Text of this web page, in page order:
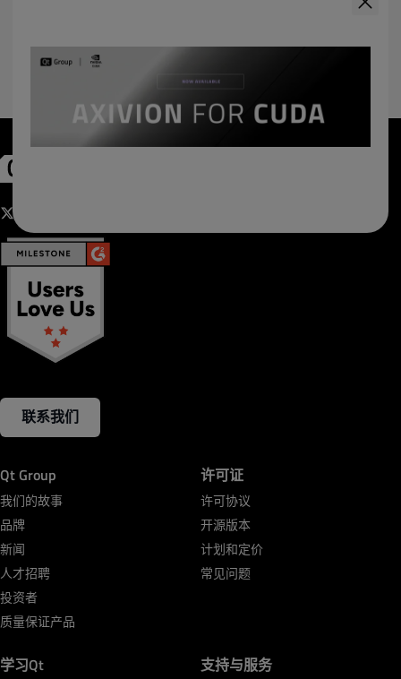
我们荣幸地宣布，Qt Group推出了Axivion for CUDA，
该款新工具能够自动检测使用英伟达加速计算的程序
是否遵循
这一突破性解决方案
安全违规的时间，帮助开发者专注于在受监管行业构
建强大的GPU和AI密集型应用程序。
探索Axivion for CUDA
联系我们
Qt Group
我们的故事
品牌
新闻
人才招聘
投资者
质量保证产品
许可证
许可协议
开源版本
计划和定价
常见问题
学习Qt 支持与服务